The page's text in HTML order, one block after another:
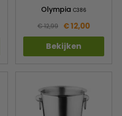
Olympia C386
€ 12,99 € 12,00
Bekijken